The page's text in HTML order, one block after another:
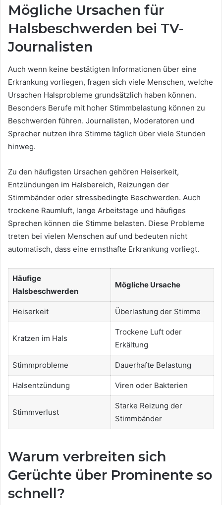
Mögliche Ursachen für
Halsbeschwerden bei TV-
Journalisten
Auch wenn keine bestätigten Informationen über eine
Erkrankung vorliegen, fragen sich viele Menschen, welche
Ursachen Halsprobleme grundsätzlich haben können.
Besonders Berufe mit hoher Stimmbelastung können zu
Beschwerden führen. Journalisten, Moderatoren und
Sprecher nutzen ihre Stimme täglich über viele Stunden
hinweg.
Zu den häufigsten Ursachen gehören Heiserkeit,
Entzündungen im Halsbereich, Reizungen der
Stimmbänder oder stressbedingte Beschwerden. Auch
trockene Raumluft, lange Arbeitstage und häufiges
Sprechen können die Stimme belasten. Diese Probleme
treten bei vielen Menschen auf und bedeuten nicht
automatisch, dass eine ernsthafte Erkrankung vorliegt.
Häufige
Halsbeschwerden
Mögliche Ursache
Heiserkeit Überlastung der Stimme
Kratzen im Hals
Trockene Luft oder
Erkältung
Stimmprobleme Dauerhafte Belastung
Halsentzündung Viren oder Bakterien
Stimmverlust
Starke Reizung der
Stimmbänder
Warum verbreiten sich
Gerüchte über Prominente so
schnell?